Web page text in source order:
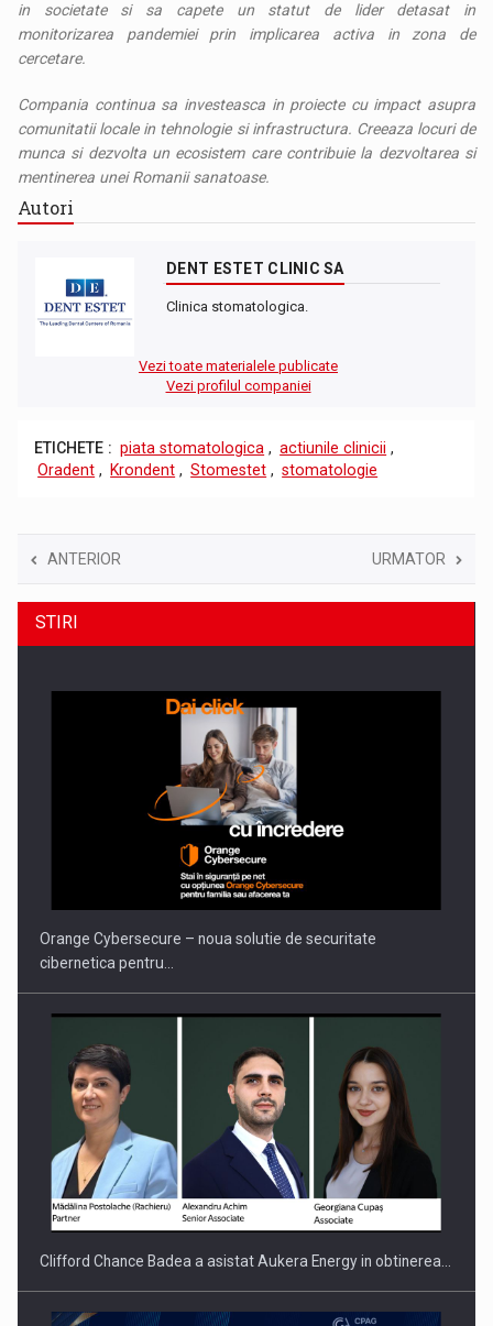
in societate si sa capete un statut de lider detasat in
monitorizarea pandemiei prin implicarea activa in zona de
cercetare.
Compania continua sa investeasca in proiecte cu impact asupra
comunitatii locale in tehnologie si infrastructura. Creeaza locuri de
munca si dezvolta un ecosistem care contribuie la dezvoltarea si
mentinerea unei Romanii sanatoase.
Autori
DENT ESTET CLINIC SA
Clinica stomatologica.
Vezi toate materialele publicate
Vezi profilul companiei
ETICHETE : piata stomatologica , actiunile clinicii ,
Oradent , Krondent , Stomestet , stomatologie
ANTERIOR URMATOR
STIRI
Orange Cybersecure – noua solutie de securitate
cibernetica pentru…
Clifford Chance Badea a asistat Aukera Energy in obtinerea…